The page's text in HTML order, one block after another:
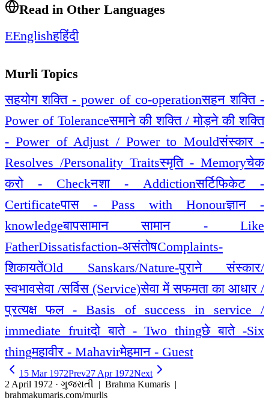
Read in Other Languages
EEnglishहहिंदी
Murli Topics
सहयोग शक्ति - power of co-operationसहन शक्ति -
Power of Toleranceसमाने की शक्ति / मोड़ने की शक्ति
- Power of Adjust / Power to Mouldसंस्कार -
Resolves /Personality Traitsस्मृति - Memoryचेक
करो - Checkनशा - Addictionसर्टिफिकेट -
Certificateपास - Pass with Honourज्ञान -
knowledgeबापसामान सामान - Like
FatherDissatisfaction-असंतोषComplaints-
शिकायतेंOld Sanskars/Nature-पुराने संस्कार/
स्वभावसेवा /सर्विस (Service)सेवा में सफमता का आधार /
प्रत्यक्ष फल - Basis of success in service /
immediate fruitदो बाते - Two thingछे बाते -Six
thingमहावीर - Mahavirमेहमान - Guest
15 Mar 1972Prev27 Apr 1972Next
2 April 1972 · ગુજરાતી | Brahma Kumaris |
brahmakumaris.com/murlis